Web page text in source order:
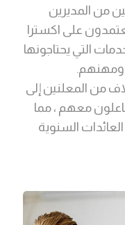
من المديرين
على اکسترا
التي يحتاجونها
ومهنهم.
من المعلنين إلى
معهم ، مما
من العائدات السنوية